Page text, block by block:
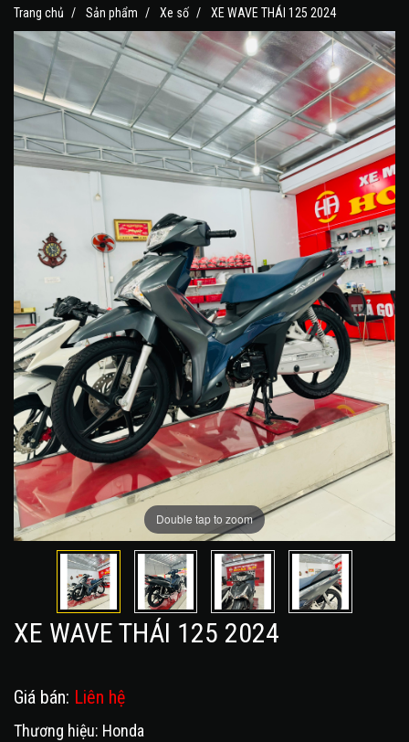
Trang chủ Sản phẩm Xe số XE WAVE THÁI 125 2024
Double tap to zoom
XE WAVE THÁI 125 2024
Giá bán: Liên hệ
Thương hiệu: Honda